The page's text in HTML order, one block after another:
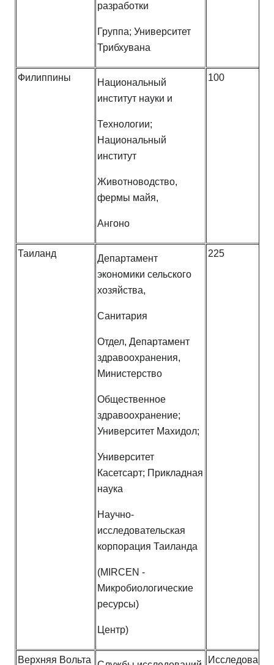
разработки
Группа; Университет
Трибхувана
Филиппины
Национальный
институт науки и
Технологии;
Национальный
институт
Животноводство,
фермы майя,
Ангоно
100
Таиланд
Департамент
экономики сельского
хозяйства,
Санитария
Отдел, Департамент
здравоохранения,
Министерство
Общественное
здравоохранение;
Университет Махидол;
Университет
Касетсарт; Прикладная
наука
Научно-
исследовательская
корпорация Таиланда
(MIRCEN -
Микробиологические
ресурсы)
Центр)
225
Верхняя Вольта
Исследования